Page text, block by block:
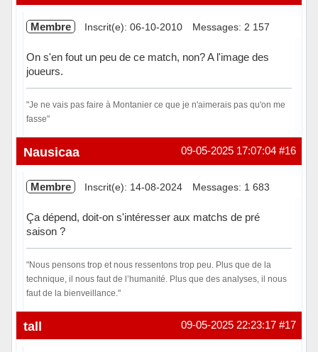
Membre Inscrit(e): 06-10-2010 Messages: 2 157
On s'en fout un peu de ce match, non? A l'image des
joueurs.
"Je ne vais pas faire à Montanier ce que je n'aimerais pas qu'on me
fasse"
Hors ligne #16
09-05-2025 17:07:04
Nausicaa
Membre Inscrit(e): 14-08-2024 Messages: 1 683
Ça dépend, doit-on s'intéresser aux matchs de pré
saison ?
"Nous pensons trop et nous ressentons trop peu. Plus que de la
technique, il nous faut de l’humanité. Plus que des analyses, il nous
faut de la bienveillance."
Hors ligne #17
09-05-2025 22:23:17
tall